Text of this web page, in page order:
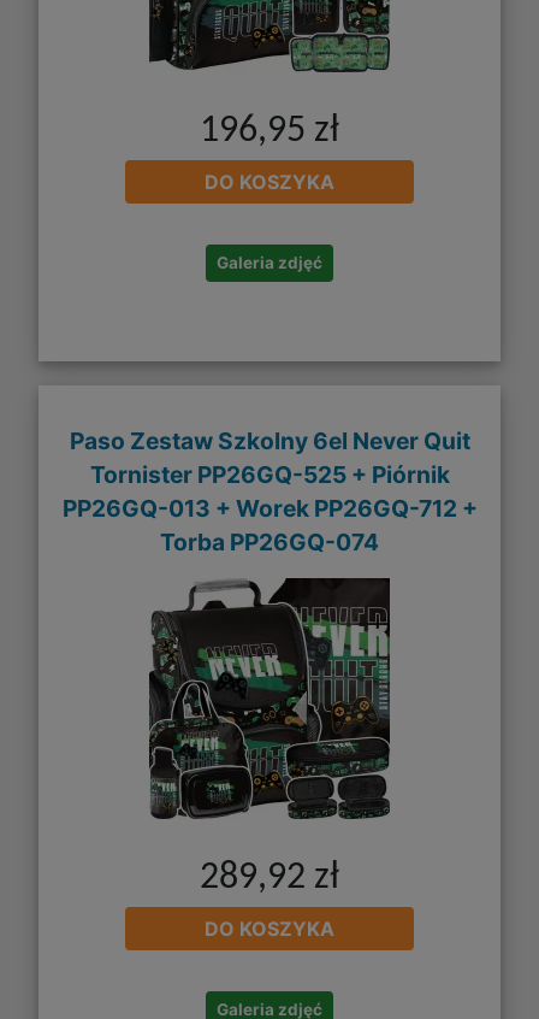
196,95 zł
DO KOSZYKA
Galeria zdjęć
Paso Zestaw Szkolny 6el Never Quit
Tornister PP26GQ-525 + Piórnik
PP26GQ-013 + Worek PP26GQ-712 +
Torba PP26GQ-074
289,92 zł
DO KOSZYKA
Galeria zdjęć